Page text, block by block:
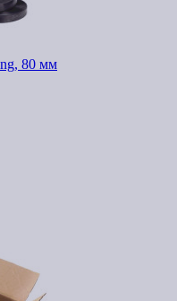
80 мм